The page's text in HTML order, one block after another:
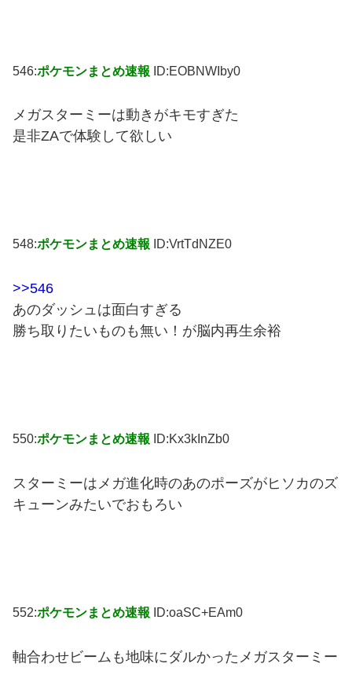
546:ポケモンまとめ速報 ID:EOBNWIby0
メガスターミーは動きがキモすぎた
是非ZAで体験して欲しい
548:ポケモンまとめ速報 ID:VrtTdNZE0
>>546
あのダッシュは面白すぎる
勝ち取りたいものも無い！が脳内再生余裕
550:ポケモンまとめ速報 ID:Kx3kInZb0
スターミーはメガ進化時のあのポーズがヒソカのズ
キューンみたいでおもろい
552:ポケモンまとめ速報 ID:oaSC+EAm0
軸合わせビームも地味にダルかったメガスターミー